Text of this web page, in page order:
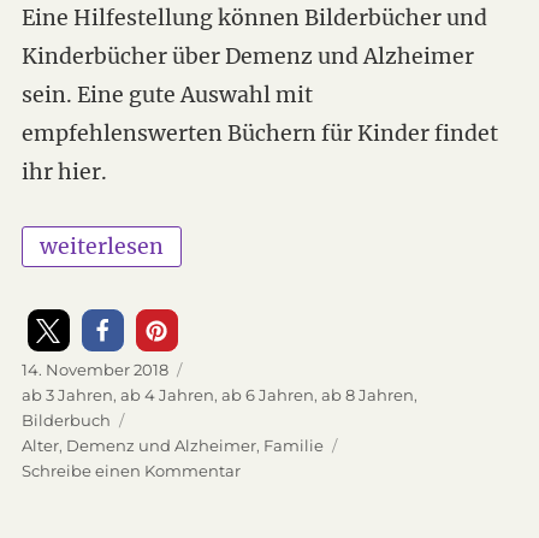
Eine Hilfestellung können Bilderbücher und
Kinderbücher über Demenz und Alzheimer
sein. Eine gute Auswahl mit
empfehlenswerten Büchern für Kinder findet
ihr hier.
„Mit Bilderbüchern Demenz und Alzheimer
weiterlesen
Veröffentlicht
am
14. November 2018
Kategorien
ab 3 Jahren, ab 4 Jahren, ab 6 Jahren, ab 8 Jahren,
Bilderbuch
Schlagwörter
Alter, Demenz und Alzheimer, Familie
Schreibe einen Kommentarzu